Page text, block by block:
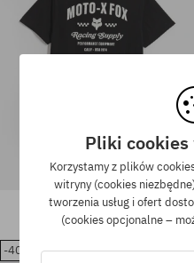
T-shirt Fox Supply 195
149,90 PLN99,90 PLN
-40%
Pliki
Korzystamy z plików
witryny (cookies
tworzenia usług i ofert
(cookies opcjonalne –